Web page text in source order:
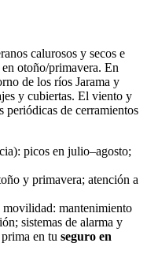
calurosos y secos e
otoño/primavera. En
de los ríos Jarama y
y cubiertas. El viento y
periódicas de cerramientos
picos en julio–agosto;
y primavera; atención a
mantenimiento
sistemas de alarma y
en tu seguro en